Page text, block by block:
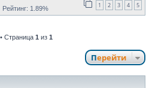
1 2 3 4 5
Рейтинг: 1.89%
Страница 1 из 1
Перейти